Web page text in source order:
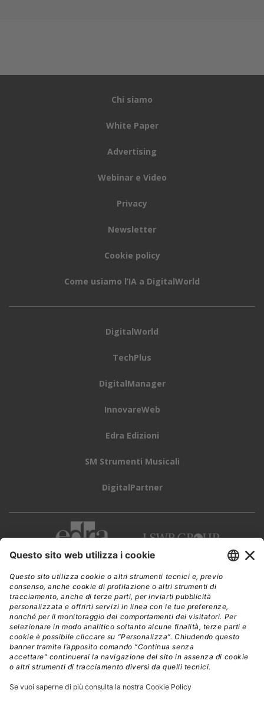
Chi siamo
White Paper
Advertising
Webinar e Video
Privacy
Newsletter
Cookie policy
Come usiamo l’IA a DigitalWorld
DigitalWorld
TechPlus
DigitalManager
InnovareWeb
Edra Edizioni
SM Strumenti Musicali
DigitalPartner
CWI è una testata giornalistica diEdra Edizioni s.r.l.
Direzione, amministrazione, redazione, pubblicità
Viale Enrico Forlanini 21 - 20134 Milano
Tel. +39 02 881841
C.F./P IVA 13002100157
www.edraedizioni.it|Privacy
Follow Us